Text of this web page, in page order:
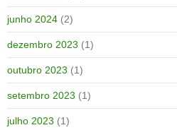
junho 2024 (2)
dezembro 2023 (1)
outubro 2023 (1)
setembro 2023 (1)
julho 2023 (1)